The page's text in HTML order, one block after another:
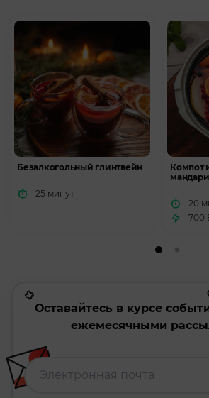
Безалкогольный глинтвейн
25 минут
Компот
20
700
Оставайтесь в курсе
ежемесячными